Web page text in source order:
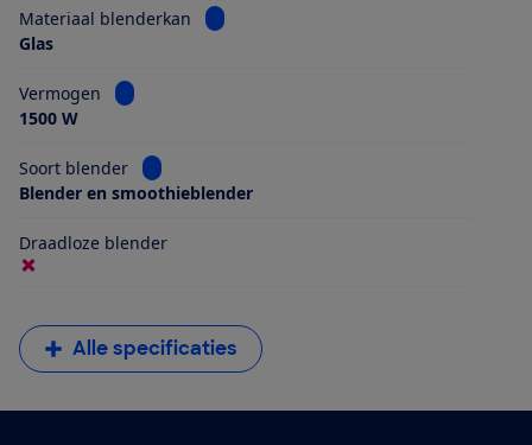
Materiaal blenderkan
Bekijk informatie voor Materiaal
Glas
Vermogen
Bekijk informatie voor Vermogen
1500 W
Soort blender
Bekijk informatie voor Soort blender
Blender en smoothieblender
Draadloze blender
Alle specificaties